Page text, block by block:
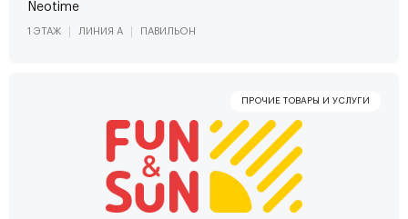
Neotime
1 ЭТАЖ ЛИНИЯ А ПАВИЛЬОН